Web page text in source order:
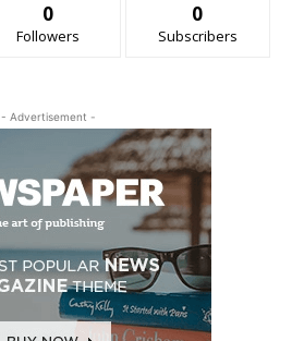
0
Followers
0
Subscribers
- Advertisement -